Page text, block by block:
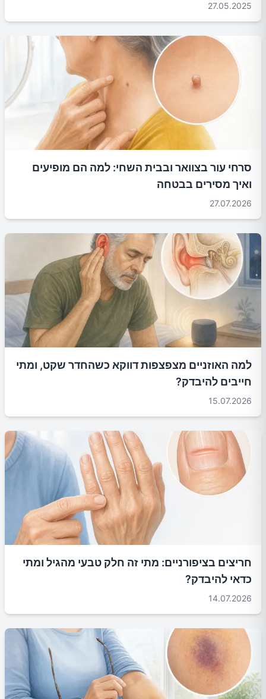
27.05.2025
סרחי עור בצוואר ובבית השחי: למה הם מופיעים
ואיך מסירים בבטחה
27.07.2026
למה האוזניים מצפצפות דווקא כשהחדר שקט, ומתי
חייבים להיבדק?
15.07.2026
חריצים בציפורניים: מתי זה חלק טבעי מהגיל ומתי
כדאי להיבדק?
14.07.2026